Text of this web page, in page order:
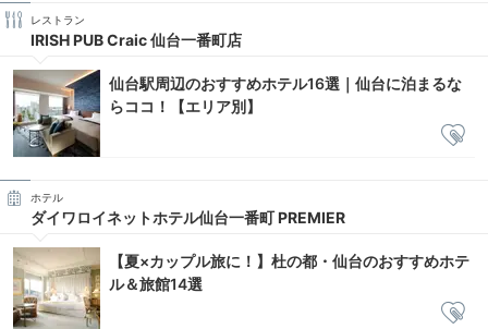
レストラン
IRISH PUB Craic 仙台一番町店
仙台駅周辺のおすすめホテル16選｜仙台に泊まるな
らココ！【エリア別】
ホテル
ダイワロイネットホテル仙台一番町 PREMIER
【夏×カップル旅に！】杜の都・仙台のおすすめホテ
ル＆旅館14選